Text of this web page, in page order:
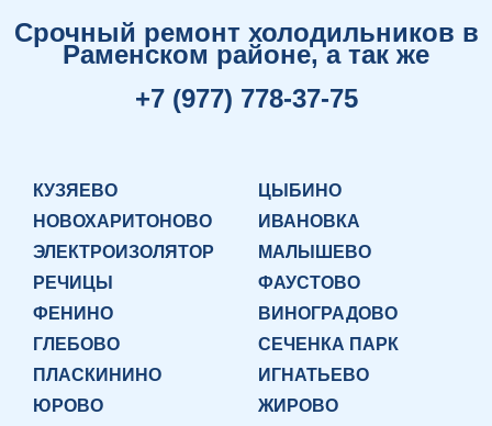
Срочный ремонт холодильников в
Раменском районе, а так же
+7 (977) 778-37-75
КУЗЯЕВО
НОВОХАРИТОНОВО
ЭЛЕКТРОИЗОЛЯТОР
РЕЧИЦЫ
ФЕНИНО
ГЛЕБОВО
ПЛАСКИНИНО
ЮРОВО
ЦЫБИНО
ИВАНОВКА
МАЛЫШЕВО
ФАУСТОВО
ВИНОГРАДОВО
СЕЧЕНКА ПАРК
ИГНАТЬЕВО
ЖИРОВО